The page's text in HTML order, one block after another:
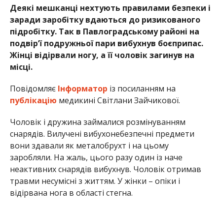
Деякі мешканці нехтують правилами безпеки і
заради заробітку вдаються до ризикованого
підробітку. Так в Павлоградському районі на
подвірʼї подружньої пари вибухнув боєприпас.
Жінці відірвали ногу, а її чоловік загинув на
місці.
Повідомляє Інформатор із посиланням на
публікацію медикині Світлани Зайчикової.
Чоловік і дружина займалися розмінуванням
снарядів. Вилучені вибухонебезпечні предмети
вони здавали як металобрухт і на цьому
заробляли. На жаль, цього разу один із наче
неактивних снарядів вибухнув. Чоловік отримав
травми несумісні з життям. У жінки – опіки і
відірвана нога в області стегна.